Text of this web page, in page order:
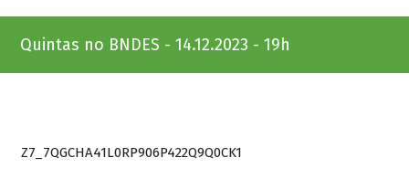
Quintas no BNDES - 14.12.2023 - 19h
Z7_7QGCHA41L0RP906P422Q9Q0CK1